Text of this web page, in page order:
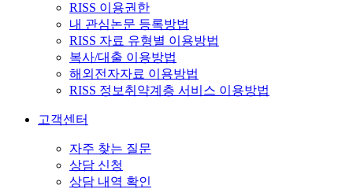
RISS 이용권한
내 관심논문 등록방법
RISS 자료 유형별 이용방법
복사/대출 이용방법
해외전자자료 이용방법
RISS 정보취약계층 서비스 이용방법
고객센터
자주 찾는 질문
상담 신청
상담 내역 확인